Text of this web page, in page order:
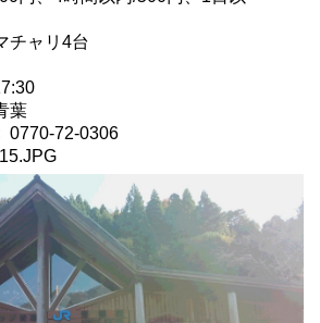
チャリ4台
葉
0770-72-0306